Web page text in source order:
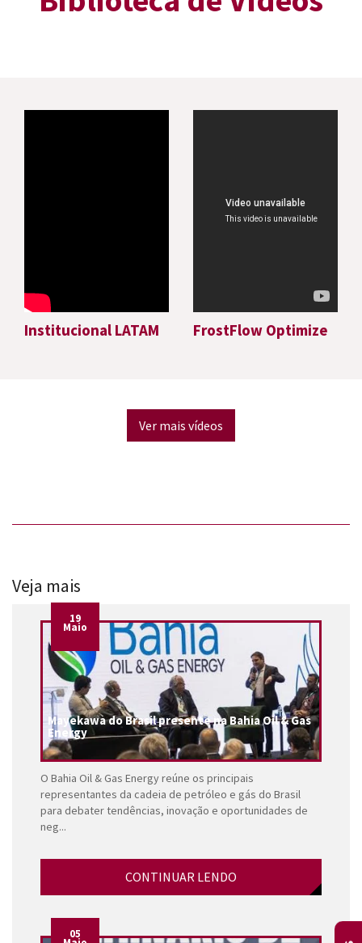
Institucional LATAM FrostFlow Optimize
Ver mais vídeos
Veja mais
19
Maio
Mayekawa do Brasil presente na Bahia Oil & Gas
Energy
O Bahia Oil & Gas Energy reúne os principais
representantes da cadeia de petróleo e gás do Brasil
para debater tendências, inovação e oportunidades de
neg...
CONTINUAR LENDO
05